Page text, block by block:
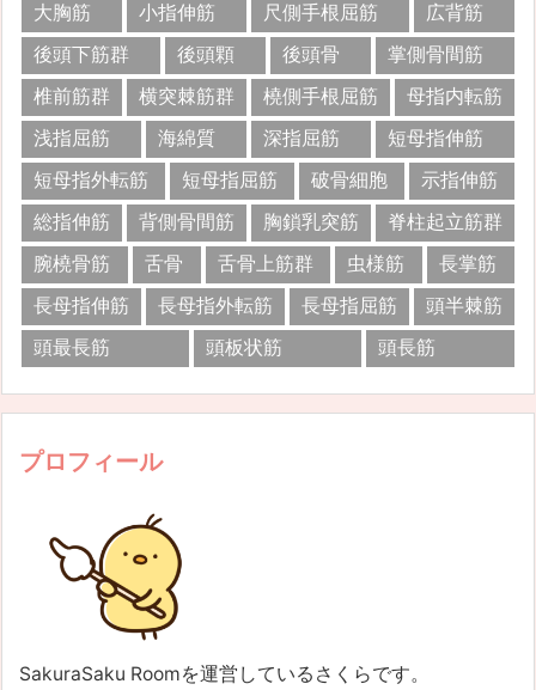
大胸筋
小指伸筋 尺側手根屈筋
広背筋
後頭下筋群
後頭顆 後頭骨
掌側骨間筋
椎前筋群
横突棘筋群 橈側手根屈筋
母指内転筋
浅指屈筋
海綿質 深指屈筋
短母指伸筋
短母指外転筋
短母指屈筋 破骨細胞
示指伸筋
総指伸筋
背側骨間筋 胸鎖乳突筋
脊柱起立筋群
腕橈骨筋
舌骨 舌骨上筋群 虫様筋
長掌筋
長母指伸筋
長母指外転筋 長母指屈筋
頭半棘筋
頭最長筋
頭板状筋 頭長筋
プロフィール
SakuraSaku Roomを運営しているさくらです。